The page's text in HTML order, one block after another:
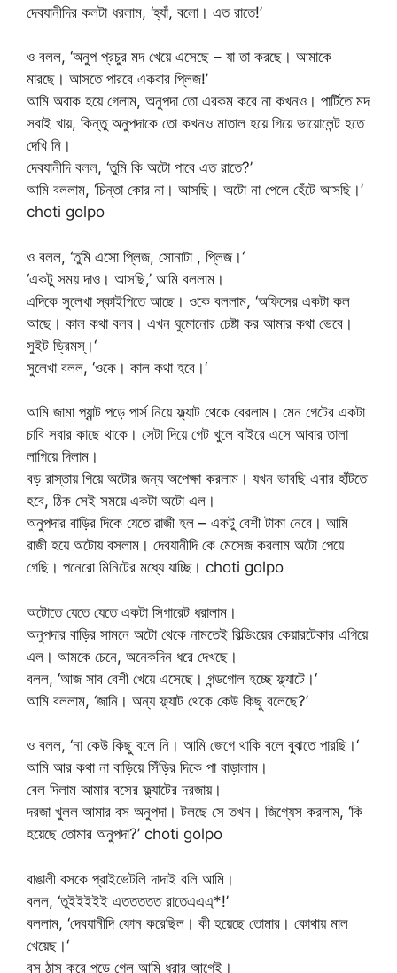
দেবযানীদির কলটা ধরলাম, ‘হ্যাঁ, বলো। এত রাতে!’
ও বলল, ‘অনুপ প্রচুর মদ খেয়ে এসেছে – যা তা করছে। আমাকে
মারছে। আসতে পারবে একবার প্লিজ!’
আমি অবাক হয়ে গেলাম, অনুপদা তো এরকম করে না কখনও। পার্টিতে মদ
সবাই খায়, কিন্তু অনুপদাকে তো কখনও মাতাল হয়ে গিয়ে ভায়োলেন্ট হতে
দেখি নি।
দেবযানীদি বলল, ‘তুমি কি অটো পাবে এত রাতে?’
আমি বললাম, ‘চিন্তা কোর না। আসছি। অটো না পেলে হেঁটে আসছি।’
choti golpo
ও বলল, ‘তুমি এসো প্লিজ, সোনাটা , প্লিজ।‘
‘একটু সময় দাও। আসছি,’ আমি বললাম।
এদিকে সুলেখা স্কাইপিতে আছে। ওকে বললাম, ‘অফিসের একটা কল
আছে। কাল কথা বলব। এখন ঘুমোনোর চেষ্টা কর আমার কথা ভেবে।
সুইট ড্রিমস্।‘
সুলেখা বলল, ‘ওকে। কাল কথা হবে।‘
আমি জামা প্যান্ট পড়ে পার্স নিয়ে ফ্ল্যাট থেকে বেরলাম। মেন গেটের একটা
চাবি সবার কাছে থাকে। সেটা দিয়ে গেট খুলে বাইরে এসে আবার তালা
লাগিয়ে দিলাম।
বড় রাস্তায় গিয়ে অটোর জন্য অপেক্ষা করলাম। যখন ভাবছি এবার হাঁটতে
হবে, ঠিক সেই সময়ে একটা অটো এল।
অনুপদার বাড়ির দিকে যেতে রাজী হল – একটু বেশী টাকা নেবে। আমি
রাজী হয়ে অটোয় বসলাম। দেবযানীদি কে মেসেজ করলাম অটো পেয়ে
গেছি। পনেরো মিনিটের মধ্যে যাচ্ছি। choti golpo
অটোতে যেতে যেতে একটা সিগারেট ধরালাম।
অনুপদার বাড়ির সামনে অটো থেকে নামতেই বিল্ডিংয়ের কেয়ারটেকার এগিয়ে
এল। আমকে চেনে, অনেকদিন ধরে দেখছে।
বলল, ‘আজ সাব বেশী খেয়ে এসেছে। গন্ডগোল হচ্ছে ফ্ল্যাটে।‘
আমি বললাম, ‘জানি। অন্য ফ্ল্যাট থেকে কেউ কিছু বলেছে?’
ও বলল, ‘না কেউ কিছু বলে নি। আমি জেগে থাকি বলে বুঝতে পারছি।‘
আমি আর কথা না বাড়িয়ে সিঁড়ির দিকে পা বাড়ালাম।
বেল দিলাম আমার বসের ফ্ল্যাটের দরজায়।
দরজা খুলল আমার বস অনুপদা। টলছে সে তখন। জিগ্যেস করলাম, ‘কি
হয়েছে তোমার অনুপদা?’ choti golpo
বাঙালী বসকে প্রাইভেটলি দাদাই বলি আমি।
বলল, ‘তুইইইইই এততততত রাতেএএএ্*!’
বললাম, ‘দেবযানীদি ফোন করেছিল। কী হয়েছে তোমার। কোথায় মাল
খেয়েছ।‘
বস ঠাস করে পড়ে গেল আমি ধরার আগেই।